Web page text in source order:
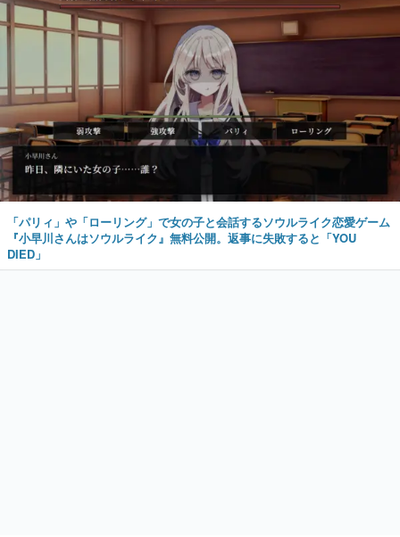
「パリィ」や「ローリング」で女の子と会話するソウルライク恋愛ゲーム
『小早川さんはソウルライク』無料公開。返事に失敗すると「YOU
DIED」